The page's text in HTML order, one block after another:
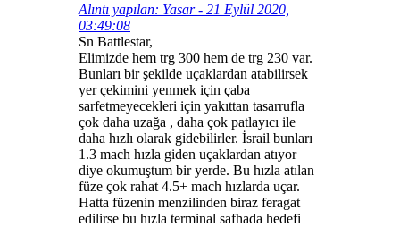
Alıntı yapılan: Yasar - 21 Eylül 2020,
03:49:08
Sn Battlestar,
Elimizde hem trg 300 hem de trg 230 var.
Bunları bir şekilde uçaklardan atabilirsek
yer çekimini yenmek için çaba
sarfetmeyecekleri için yakıttan tasarrufla
çok daha uzağa , daha çok patlayıcı ile
daha hızlı olarak gidebilirler. İsrail bunları
1.3 mach hızla giden uçaklardan atıyor
diye okumuştum bir yerde. Bu hızla atılan
füze çok rahat 4.5+ mach hızlarda uçar.
Hatta füzenin menzilinden biraz feragat
edilirse bu hızla terminal safhada hedefi